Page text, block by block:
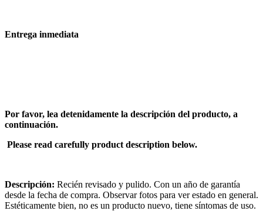
Entrega inmediata
Por favor, lea detenidamente la descripción del producto, a
continuación.
Please read carefully product description below.
Descripción: Recién revisado y pulido. Con un año de garantía
desde la fecha de compra. Observar fotos para ver estado en general.
Estéticamente bien, no es un producto nuevo, tiene síntomas de uso.